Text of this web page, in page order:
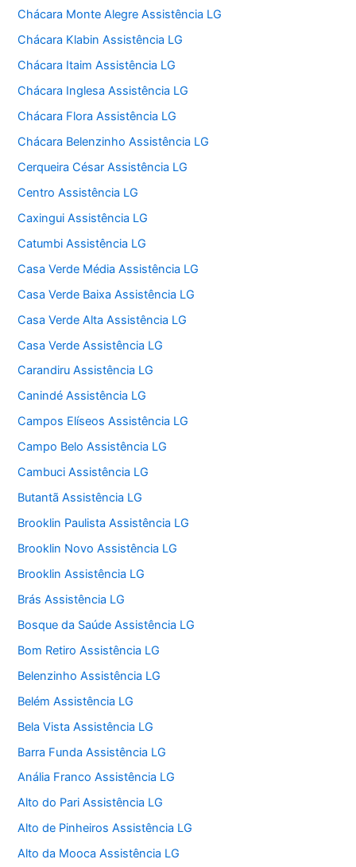
Chácara Monte Alegre Assistência LG
Chácara Klabin Assistência LG
Chácara Itaim Assistência LG
Chácara Inglesa Assistência LG
Chácara Flora Assistência LG
Chácara Belenzinho Assistência LG
Cerqueira César Assistência LG
Centro Assistência LG
Caxingui Assistência LG
Catumbi Assistência LG
Casa Verde Média Assistência LG
Casa Verde Baixa Assistência LG
Casa Verde Alta Assistência LG
Casa Verde Assistência LG
Carandiru Assistência LG
Canindé Assistência LG
Campos Elíseos Assistência LG
Campo Belo Assistência LG
Cambuci Assistência LG
Butantã Assistência LG
Brooklin Paulista Assistência LG
Brooklin Novo Assistência LG
Brooklin Assistência LG
Brás Assistência LG
Bosque da Saúde Assistência LG
Bom Retiro Assistência LG
Belenzinho Assistência LG
Belém Assistência LG
Bela Vista Assistência LG
Barra Funda Assistência LG
Anália Franco Assistência LG
Alto do Pari Assistência LG
Alto de Pinheiros Assistência LG
Alto da Mooca Assistência LG